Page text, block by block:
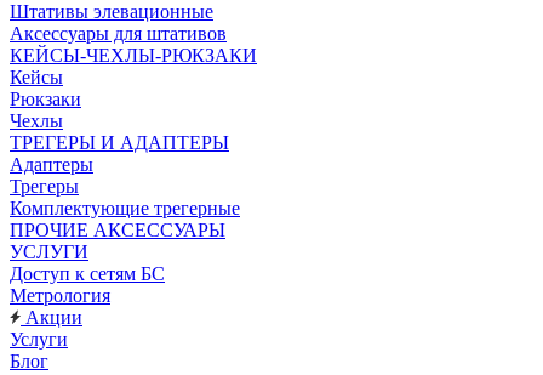
Штативы элевационные
Аксессуары для штативов
КЕЙСЫ-ЧЕХЛЫ-РЮКЗАКИ
Кейсы
Рюкзаки
Чехлы
ТРЕГЕРЫ И АДАПТЕРЫ
Адаптеры
Трегеры
Комплектующие трегерные
ПРОЧИЕ АКСЕССУАРЫ
УСЛУГИ
Доступ к сетям БС
Метрология
Акции
Услуги
Блог